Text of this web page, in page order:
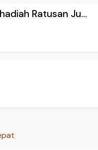
Ratusan Ju...